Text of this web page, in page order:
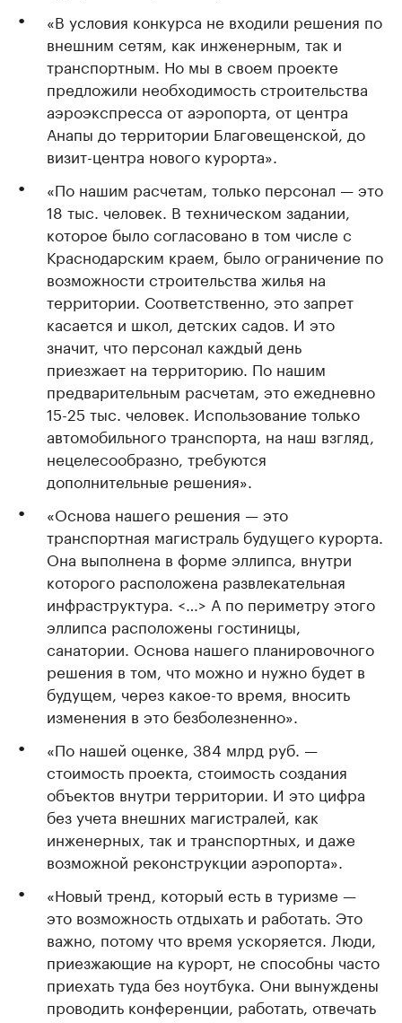
«В условия конкурса не входили решения по
внешним сетям, как инженерным, так и
транспортным. Но мы в своем проекте
предложили необходимость строительства
аэроэкспресса от аэропорта, от центра
Анапы до территории Благовещенской, до
визит-центра нового курорта».
«По нашим расчетам, только персонал — это
18 тыс. человек. В техническом задании,
которое было согласовано в том числе с
Краснодарским краем, было ограничение по
возможности строительства жилья на
территории. Соответственно, это запрет
касается и школ, детских садов. И это
значит, что персонал каждый день
приезжает на территорию. По нашим
предварительным расчетам, это ежедневно
15-25 тыс. человек. Использование только
автомобильного транспорта, на наш взгляд,
нецелесообразно, требуются
дополнительные решения».
«Основа нашего решения — это
транспортная магистраль будущего курорта.
Она выполнена в форме эллипса, внутри
которого расположена развлекательная
инфраструктура. <…> А по периметру этого
эллипса расположены гостиницы,
санатории. Основа нашего планировочного
решения в том, что можно и нужно будет в
будущем, через какое-то время, вносить
изменения в это безболезненно».
«По нашей оценке, 384 млрд руб. —
стоимость проекта, стоимость создания
объектов внутри территории. И это цифра
без учета внешних магистралей, как
инженерных, так и транспортных, и даже
возможной реконструкции аэропорта».
«Новый тренд, который есть в туризме —
это возможность отдыхать и работать. Это
важно, потому что время ускоряется. Люди,
приезжающие на курорт, не способны часто
приехать туда без ноутбука. Они вынуждены
проводить конференции, работать, отвечать